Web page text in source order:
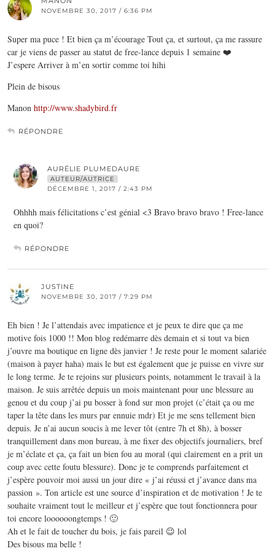
NOVEMBRE 30, 2017 / 6:36 PM
Super ma puce ! Et bien ça m’écourage Tout ça, et surtout, ça me rassure
car je viens de passer au statut de free-lance depuis 1 semaine ❤️
J’espere Arriver à m’en sortir comme toi hihi
Plein de bisous
Manon http://www.shadybird.fr
RÉPONDRE
AURÉLIE PLUMEDAURE
AUTEUR/AUTRICE
DÉCEMBRE 1, 2017 / 2:43 PM
Ohhhh mais félicitations c’est génial <3 Bravo bravo bravo ! Free-lance
en quoi?
RÉPONDRE
JUSTINE
NOVEMBRE 30, 2017 / 7:29 PM
Eh bien ! Je l’attendais avec impatience et je peux te dire que ça me
motive fois 1000 !! Mon blog redémarre dès demain et si tout va bien
j’ouvre ma boutique en ligne dès janvier ! Je reste pour le moment salariée
(maison à payer haha) mais le but est également que je puisse en vivre sur
le long terme. Je te rejoins sur plusieurs points, notamment le travail à la
maison. Je suis arrêtée depuis un mois maintenant pour une blessure au
genou et du coup j’ai pu bosser à fond sur mon projet (c’était ça ou me
taper la tête dans les murs par ennuie mdr) Et je me sens tellement bien
depuis. Je n’ai aucun soucis à me lever tôt (entre 7h et 8h), à bosser
tranquillement dans mon bureau, à me fixer des objectifs journaliers, bref
je m’éclate et ça, ça fait un bien fou au moral (qui clairement en a prit un
coup avec cette foutu blessure). Donc je te comprends parfaitement et
j’espère pouvoir moi aussi un jour dire « j’ai réussi et j’avance dans ma
passion ». Ton article est une source d’inspiration et de motivation ! Je te
souhaite vraiment tout le meilleur et j’espère que tout fonctionnera pour
toi encore loooooongtemps ! 🙂
Ah et le fait de toucher du bois, je fais pareil 😉 lol
Des bisous ma belle !